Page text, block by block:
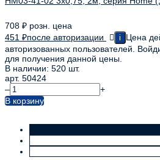
708 ₽ розн. цена
451 ₽после авторизации i
Цена
авторизованных пользователей.
для получения данной цены.
В наличии: 520 шт.
арт. 50424
–
+
В корзину